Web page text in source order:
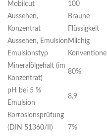
Mobilcut 100
Aussehen,
Konzentrat
Braune
Flüssigkeit
Aussehen, Emulsion Milchig
Emulsionstyp
Konventionell
Mineralölgehalt (im
Konzentrat)
80%
pH bei 5 %
Emulsion
8,9
Korrosionsprüfung
(DIN 51360/II)
7%